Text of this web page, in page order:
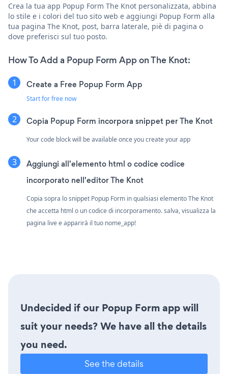
Crea la tua app Popup Form The Knot personalizzata, abbina
lo stile e i colori del tuo sito web e aggiungi Popup Form alla
tua pagina The Knot, post, barra laterale, piè di pagina o
dove preferisci sul tuo posto.
How To Add a Popup Form App on The Knot:
Create a Free Popup Form App
Start for free now
Copia Popup Form incorpora snippet per The Knot
Your code block will be available once you create your app
Aggiungi all'elemento html o codice codice
incorporato nell'editor The Knot
Copia sopra lo snippet Popup Form in qualsiasi elemento The Knot
che accetta html o un codice di incorporamento. salva, visualizza la
pagina live e apparirà il tuo nome_app!
Undecided if our Popup Form app will
suit your needs? We have all the details
you need.
See the details